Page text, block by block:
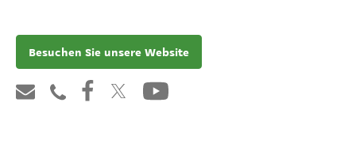
Besuchen Sie unsere Website